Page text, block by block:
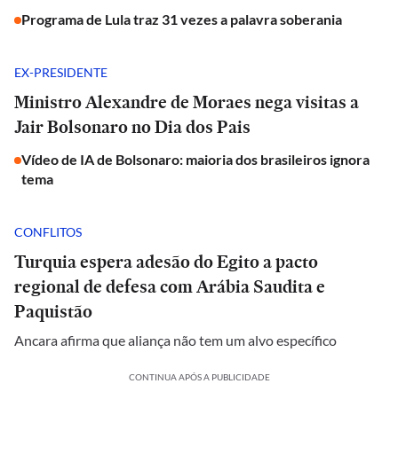
Programa de Lula traz 31 vezes a palavra soberania
EX-PRESIDENTE
Ministro Alexandre de Moraes nega visitas a
Jair Bolsonaro no Dia dos Pais
Vídeo de IA de Bolsonaro: maioria dos brasileiros ignora
tema
CONFLITOS
Turquia espera adesão do Egito a pacto
regional de defesa com Arábia Saudita e
Paquistão
Ancara afirma que aliança não tem um alvo específico
CONTINUA APÓS A PUBLICIDADE